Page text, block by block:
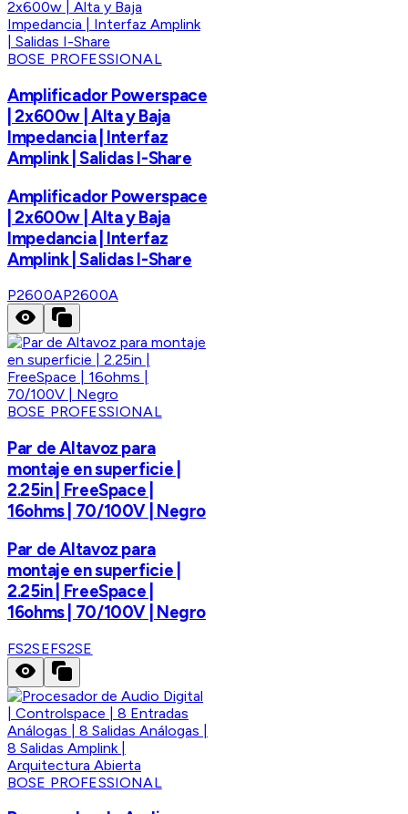
BOSE PROFESSIONAL
Amplificador Powerspace
| 2x600w | Alta y Baja
Impedancia | Interfaz
Amplink | Salidas I-Share
Amplificador Powerspace
| 2x600w | Alta y Baja
Impedancia | Interfaz
Amplink | Salidas I-Share
P2600AP2600A
BOSE PROFESSIONAL
Par de Altavoz para
montaje en superficie |
2.25in | FreeSpace |
16ohms | 70/100V | Negro
Par de Altavoz para
montaje en superficie |
2.25in | FreeSpace |
16ohms | 70/100V | Negro
FS2SEFS2SE
BOSE PROFESSIONAL